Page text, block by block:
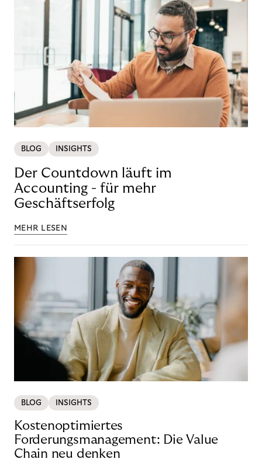
BLOG INSIGHTS
Der Countdown läuft im
Accounting - für mehr
Geschäftserfolg
MEHR LESEN
BLOG INSIGHTS
Kostenoptimiertes
Forderungsmanagement: Die Value
Chain neu denken